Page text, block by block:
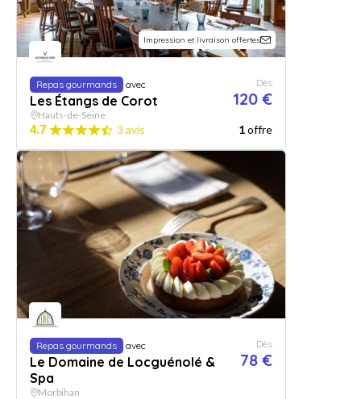
Impression et livraison offertes
Repas gourmands avec
Les Étangs de Corot
Dès
120 €
Hauts-de-Seine
4.7 3 avis 1offre
Repas gourmands avec
Le Domaine de Locguénolé &
Spa
Dès
78 €
Morbihan